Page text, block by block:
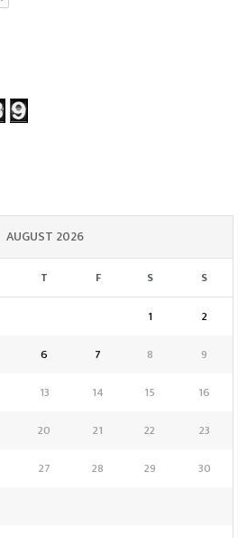
AUGUST 2026
T F S S
1
2
6 7 8
9
13 14 15
16
20 21 22
23
27 28 29
30